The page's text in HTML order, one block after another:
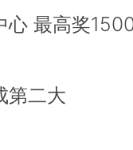
心 最高奖
第二大